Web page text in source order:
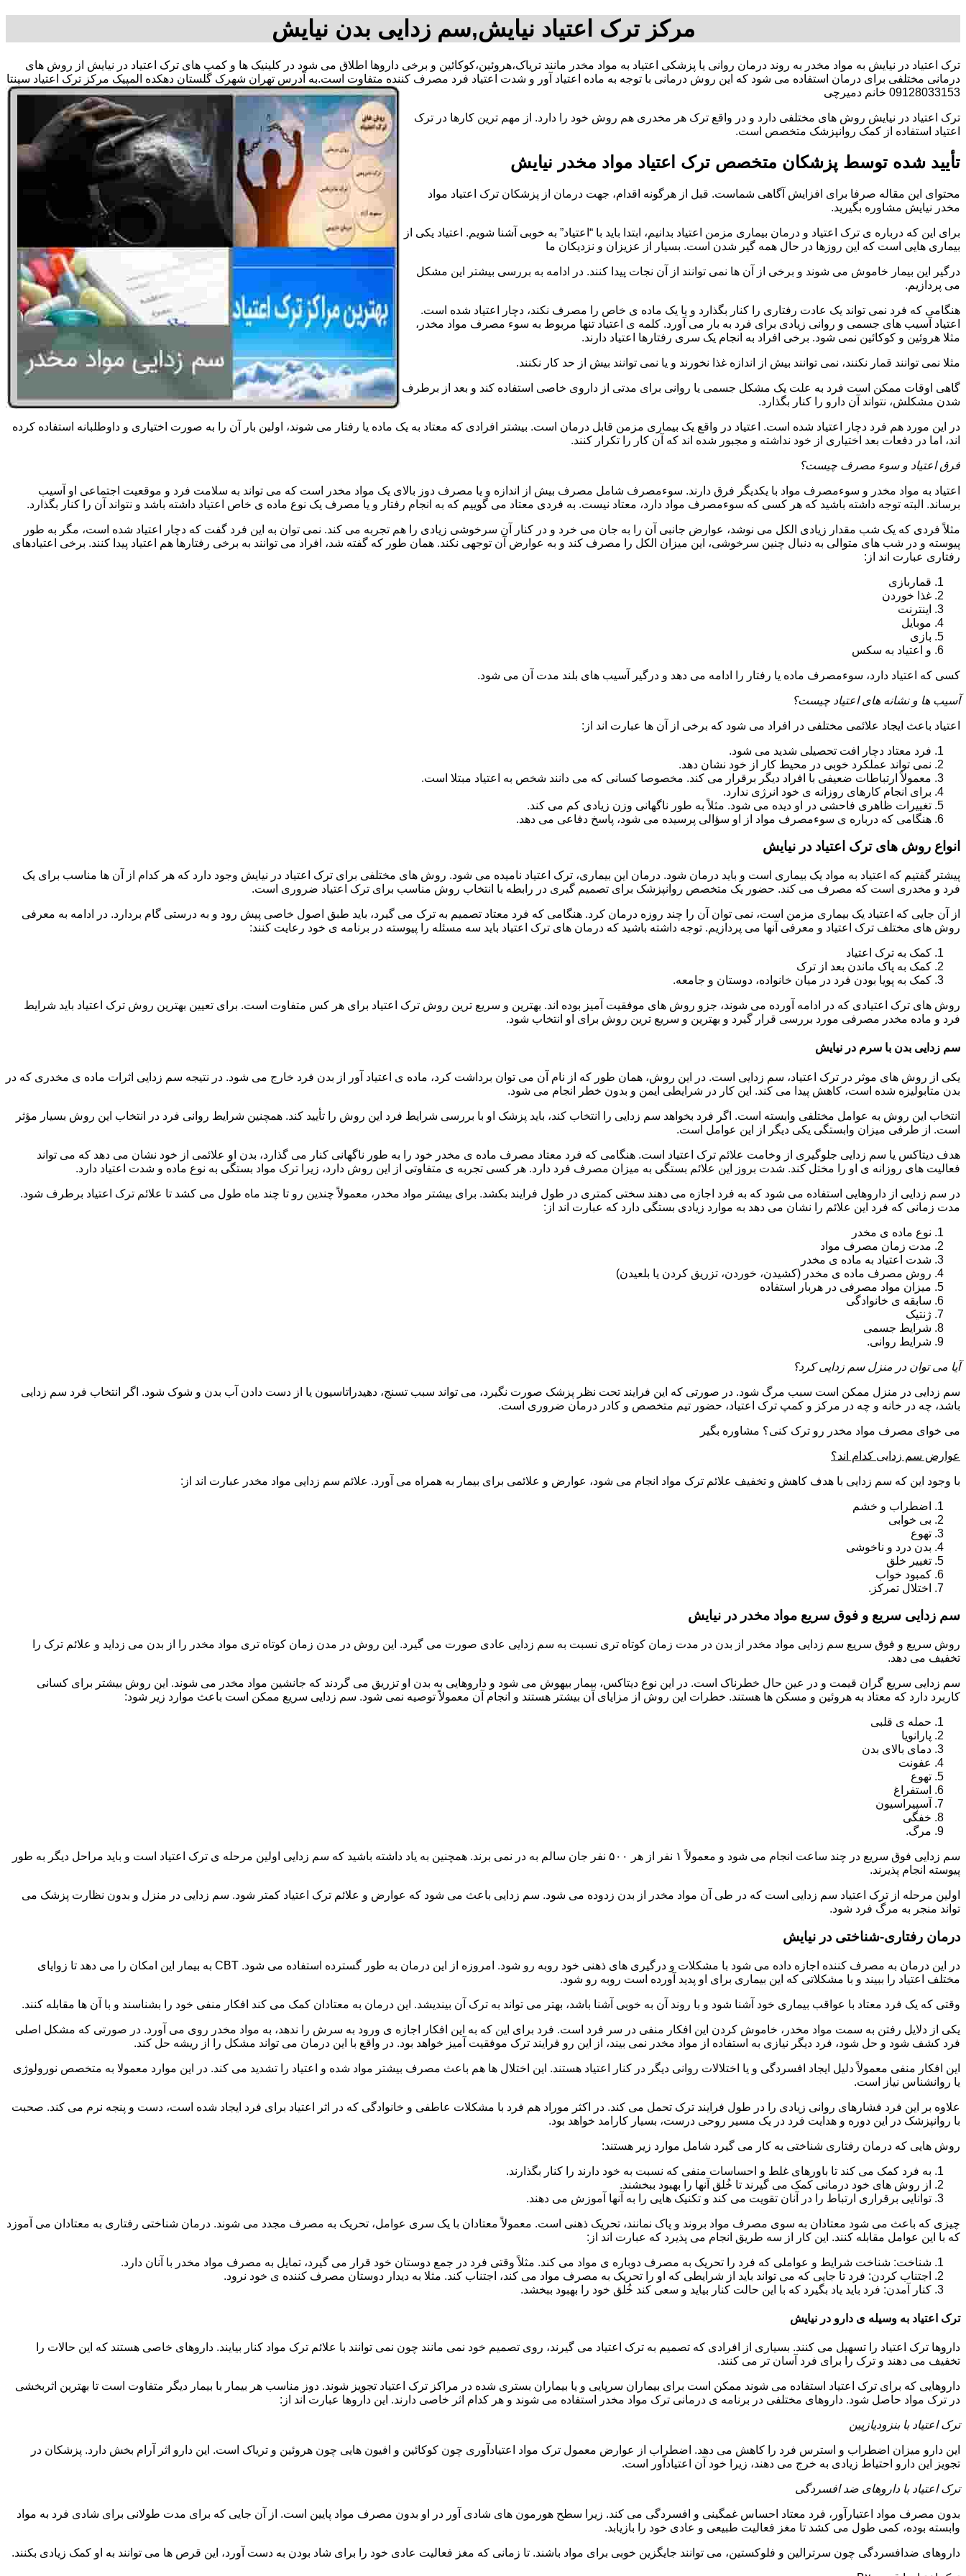
مرکز ترک اعتیاد نیایش,سم زدایی بدن نیایش
ترک اعتیاد در نیایش به مواد مخدر به روند درمان روانی یا پزشکی اعتیاد به مواد مخدر مانند تریاک،هروئین،کوکائین و برخی داروها اطلاق می شود در کلینیک ها و کمپ های ترک اعتیاد در نیایش از روش های
درمانی مختلفی برای درمان استفاده می شود که این روش درمانی با توجه به ماده اعتیاد آور و شدت اعتیاد فرد مصرف کننده متفاوت است.به آدرس تهران شهرک گلستان دهکده المپیک مرکز ترک اعتیاد سپنتا
09128033153 خانم دمیرچی
ترک اعتیاد در نیایش روش های مختلفی دارد و در واقع ترک هر مخدری هم روش خود را دارد. از مهم ترین کارها در ترک
اعتیاد استفاده از کمک روانپزشک متخصص است.
تأیید شده توسط پزشکان متخصص ترک اعتیاد مواد مخدر نیایش
محتوای این مقاله صرفا برای افزایش آگاهی شماست. قبل از هرگونه اقدام، جهت درمان از پزشکان ترک اعتیاد مواد
مخدر نیایش مشاوره بگیرید.
برای این که درباره ی ترک اعتیاد و درمان بیماری مزمن اعتیاد بدانیم، ابتدا باید با “اعتیاد” به خوبی آشنا شویم. اعتیاد یکی از
بیماری هایی است که این روزها در حال همه گیر شدن است. بسیار از عزیزان و نزدیکان ما
درگیر این بیمار خاموش می شوند و برخی از آن ها نمی توانند از آن نجات پیدا کنند. در ادامه به بررسی بیشتر این مشکل
می پردازیم.
هنگامی که فرد نمی تواند یک عادت رفتاری را کنار بگذارد و یا یک ماده ی خاص را مصرف نکند، دچار اعتیاد شده است.
اعتیاد آسیب های جسمی و روانی زیادی برای فرد به بار می آورد. کلمه ی اعتیاد تنها مربوط به سوء مصرف مواد مخدر،
مثلا هروئین و کوکائین نمی شود. برخی افراد به انجام یک سری رفتارها اعتیاد دارند.
مثلا نمی توانند قمار نکنند، نمی توانند بیش از اندازه غذا نخورند و یا نمی توانند بیش از حد کار نکنند.
گاهی اوقات ممکن است فرد به علت یک مشکل جسمی یا روانی برای مدتی از داروی خاصی استفاده کند و بعد از برطرف
شدن مشکلش، نتواند آن دارو را کنار بگذارد.
در این مورد هم فرد دچار اعتیاد شده است. اعتیاد در واقع یک بیماری مزمن قابل درمان است. بیشتر افرادی که معتاد به یک ماده یا رفتار می شوند، اولین بار آن را به صورت اختیاری و داوطلبانه استفاده کرده
اند، اما در دفعات بعد اختیاری از خود نداشته و مجبور شده اند که آن کار را تکرار کنند.
فرق اعتیاد و سوء مصرف چیست؟
اعتیاد به مواد مخدر و سوءمصرف مواد با یکدیگر فرق دارند. سوءمصرف شامل مصرف بیش از اندازه و یا مصرف دوز بالای یک مواد مخدر است که می تواند به سلامت فرد و موقعیت اجتماعی او آسیب
برساند. البته توجه داشته باشید که هر کسی که سوءمصرف مواد دارد، معتاد نیست. به فردی معتاد می گوییم که به انجام رفتار و یا مصرف یک نوع ماده ی خاص اعتیاد داشته باشد و نتواند آن را کنار بگذارد.
مثلاً فردی که یک شب مقدار زیادی الکل می نوشد، عوارض جانبی آن را به جان می خرد و در کنار آن سرخوشی زیادی را هم تجربه می کند. نمی توان به این فرد گفت که دچار اعتیاد شده است، مگر به طور
پیوسته و در شب های متوالی به دنبال چنین سرخوشی، این میزان الکل را مصرف کند و به عوارض آن توجهی نکند. همان طور که گفته شد، افراد می توانند به برخی رفتارها هم اعتیاد پیدا کنند. برخی اعتیادهای
رفتاری عبارت اند از:
قماربازی
غذا خوردن
اینترنت
موبایل
بازی
و اعتیاد به سکس
کسی که اعتیاد دارد، سوءمصرف ماده یا رفتار را ادامه می دهد و درگیر آسیب های بلند مدت آن می شود.
آسیب ها و نشانه های اعتیاد چیست؟
اعتیاد باعث ایجاد علائمی مختلفی در افراد می شود که برخی از آن ها عبارت اند از:
فرد معتاد دچار افت تحصیلی شدید می شود.
نمی تواند عملکرد خوبی در محیط کار از خود نشان دهد.
معمولاً ارتباطات ضعیفی با افراد دیگر برقرار می کند. مخصوصا کسانی که می دانند شخص به اعتیاد مبتلا است.
برای انجام کارهای روزانه ی خود انرژی ندارد.
تغییرات ظاهری فاحشی در او دیده می شود. مثلاً به طور ناگهانی وزن زیادی کم می کند.
هنگامی که درباره ی سوءمصرف مواد از او سؤالی پرسیده می شود، پاسخ دفاعی می دهد.
انواع روش های ترک اعتیاد در نیایش
پیشتر گفتیم که اعتیاد به مواد یک بیماری است و باید درمان شود. درمان این بیماری، ترک اعتیاد نامیده می شود. روش های مختلفی برای ترک اعتیاد در نیایش وجود دارد که هر کدام از آن ها مناسب برای یک
فرد و مخدری است که مصرف می کند. حضور یک متخصص روانپزشک برای تصمیم گیری در رابطه با انتخاب روش مناسب برای ترک اعتیاد ضروری است.
از آن جایی که اعتیاد یک بیماری مزمن است، نمی توان آن را چند روزه درمان کرد. هنگامی که فرد معتاد تصمیم به ترک می گیرد، باید طبق اصول خاصی پیش رود و به درستی گام بردارد. در ادامه به معرفی
روش های مختلف ترک اعتیاد و معرفی آنها می پردازیم. توجه داشته باشید که درمان های ترک اعتیاد باید سه مسئله را پیوسته در برنامه ی خود رعایت کنند:
کمک به ترک اعتیاد
کمک به پاک ماندن بعد از ترک
کمک به پویا بودن فرد در میان خانواده، دوستان و جامعه.
روش های ترک اعتیادی که در ادامه آورده می شوند، جزو روش های موفقیت آمیز بوده اند. بهترین و سریع ترین روش ترک اعتیاد برای هر کس متفاوت است. برای تعیین بهترین روش ترک اعتیاد باید شرایط
فرد و ماده مخدر مصرفی مورد بررسی قرار گیرد و بهترین و سریع ترین روش برای او انتخاب شود.
سم زدایی بدن با سرم در نیایش
یکی از روش های موثر در ترک اعتیاد، سم زدایی است. در این روش، همان طور که از نام آن می توان برداشت کرد، ماده ی اعتیاد آور از بدن فرد خارج می شود. در نتیجه سم زدایی اثرات ماده ی مخدری که در
بدن متابولیزه شده است، کاهش پیدا می کند. این کار در شرایطی ایمن و بدون خطر انجام می شود.
انتخاب این روش به عوامل مختلفی وابسته است. اگر فرد بخواهد سم زدایی را انتخاب کند، باید پزشک او با بررسی شرایط فرد این روش را تأیید کند. همچنین شرایط روانی فرد در انتخاب این روش بسیار مؤثر
است. از طرفی میزان وابستگی یکی دیگر از این عوامل است.
هدف دیتاکس یا سم زدایی جلوگیری از وخامت علائم ترک اعتیاد است. هنگامی که فرد معتاد مصرف ماده ی مخدر خود را به طور ناگهانی کنار می گذارد، بدن او علائمی از خود نشان می دهد که می تواند
فعالیت های روزانه ی او را مختل کند. شدت بروز این علائم بستگی به میزان مصرف فرد دارد. هر کسی تجربه ی متفاوتی از این روش دارد، زیرا ترک مواد بستگی به نوع ماده و شدت اعتیاد دارد.
در سم زدایی از داروهایی استفاده می شود که به فرد اجازه می دهند سختی کمتری در طول فرایند بکشد. برای بیشتر مواد مخدر، معمولاً چندین رو تا چند ماه طول می کشد تا علائم ترک اعتیاد برطرف شود.
مدت زمانی که فرد این علائم را نشان می دهد به موارد زیادی بستگی دارد که عبارت اند از:
نوع ماده ی مخدر
مدت زمان مصرف مواد
شدت اعتیاد به ماده ی مخدر
روش مصرف ماده ی مخدر (کشیدن، خوردن، تزریق کردن یا بلعیدن)
میزان مواد مصرفی در هربار استفاده
سابقه ی خانوادگی
ژنتیک
شرایط جسمی
شرایط روانی.
آیا می توان در منزل سم زدایی کرد؟
سم زدایی در منزل ممکن است سبب مرگ شود. در صورتی که این فرایند تحت نظر پزشک صورت نگیرد، می تواند سبب تسنج، دهیدراتاسیون یا از دست دادن آب بدن و شوک شود. اگر انتخاب فرد سم زدایی
باشد، چه در خانه و چه در مرکز و کمپ ترک اعتیاد، حضور تیم متخصص و کادر درمان ضروری است.
می خوای مصرف مواد مخدر رو ترک کنی؟ مشاوره بگیر
عوارض سم زدایی کدام اند؟
با وجود این که سم زدایی با هدف کاهش و تخفیف علائم ترک مواد انجام می شود، عوارض و علائمی برای بیمار به همراه می آورد. علائم سم زدایی مواد مخدر عبارت اند از:
اضطراب و خشم
بی خوابی
تهوع
بدن درد و ناخوشی
تغییر خلق
کمبود خواب
اختلال تمرکز.
سم زدایی سریع و فوق سریع مواد مخدر در نیایش
روش سریع و فوق سریع سم زدایی مواد مخدر از بدن در مدت زمان کوتاه تری نسبت به سم زدایی عادی صورت می گیرد. این روش در مدن زمان کوتاه تری مواد مخدر را از بدن می زداید و علائم ترک را
تخفیف می دهد.
سم زدایی سریع گران قیمت و در عین حال خطرناک است. در این نوع دیتاکس، بیمار بیهوش می شود و داروهایی به بدن او تزریق می گردند که جانشین مواد مخدر می شوند. این روش بیشتر برای کسانی
کاربرد دارد که معتاد به هروئین و مسکن ها هستند. خطرات این روش از مزایای آن بیشتر هستند و انجام آن معمولاً توصیه نمی شود. سم زدایی سریع ممکن است باعث موارد زیر شود:
حمله ی قلبی
پارانویا
دمای بالای بدن
عفونت
تهوع
استفراغ
آسپیراسیون
خفگی
مرگ.
سم زدایی فوق سریع در چند ساعت انجام می شود و معمولاً ۱ نفر از هر ۵۰۰ نفر جان سالم به در نمی برند. همچنین به یاد داشته باشید که سم زدایی اولین مرحله ی ترک اعتیاد است و باید مراحل دیگر به طور
پیوسته انجام پذیرند.
اولین مرحله از ترک اعتیاد سم زدایی است که در طی آن مواد مخدر از بدن زدوده می شود. سم زدایی باعث می شود که عوارض و علائم ترک اعتیاد کمتر شود. سم زدایی در منزل و بدون نظارت پزشک می
تواند منجر به مرگ فرد شود.
درمان رفتاری-شناختی در نیایش
در این درمان به مصرف کننده اجازه داده می شود با مشکلات و درگیری های ذهنی خود روبه رو شود. امروزه از این درمان به طور گسترده استفاده می شود. CBT به بیمار این امکان را می دهد تا زوایای
مختلف اعتیاد را ببیند و با مشکلاتی که این بیماری برای او پدید آورده است روبه رو شود.
وقتی که یک فرد معتاد با عواقب بیماری خود آشنا شود و با روند آن به خوبی آشنا باشد، بهتر می تواند به ترک آن بیندیشد. این درمان به معتادان کمک می کند افکار منفی خود را بشناسند و با آن ها مقابله کنند.
یکی از دلایل رفتن به سمت مواد مخدر، خاموش کردن این افکار منفی در سر فرد است. فرد برای این که به این افکار اجازه ی ورود به سرش را ندهد، به مواد مخدر روی می آورد. در صورتی که مشکل اصلی
فرد کشف شود و حل شود، فرد دیگر نیازی به استفاده از مواد مخدر نمی بیند، از این رو فرایند ترک موفقیت آمیز خواهد بود. در واقع با این درمان می تواند مشکل را از ریشه حل کند.
این افکار منفی معمولاً دلیل ایجاد افسردگی و یا اختلالات روانی دیگر در کنار اعتیاد هستند. این اختلال ها هم باعث مصرف بیشتر مواد شده و اعتیاد را تشدید می کند. در این موارد معمولا به متخصص نورولوژی
یا روانشناس نیاز است.
علاوه بر این فرد فشارهای روانی زیادی را در طول فرایند ترک تحمل می کند. در اکثر موراد هم فرد با مشکلات عاطفی و خانوادگی که در اثر اعتیاد برای فرد ایجاد شده است، دست و پنجه نرم می کند. صحبت
با روانپزشک در این دوره و هدایت فرد در یک مسیر روحی درست، بسیار کارامد خواهد بود.
روش هایی که درمان رفتاری شناختی به کار می گیرد شامل موارد زیر هستند:
به فرد کمک می کند تا باورهای غلط و احساسات منفی که نسبت به خود دارند را کنار بگذارند.
از روش های خود درمانی کمک می گیرند تا خُلق آنها را بهبود ببخشند.
توانایی برقراری ارتباط را در آنان تقویت می کند و تکنیک هایی را به آنها آموزش می دهند.
چیزی که باعث می شود معتادان به سوی مصرف مواد بروند و پاک نمانند، تحریک ذهنی است. معمولاً معتادان با یک سری عوامل، تحریک به مصرف مجدد می شوند. درمان شناختی رفتاری به معتادان می آموزد
که با این عوامل مقابله کنند. این کار از سه طریق انجام می پذیرد که عبارت اند از:
شناخت: شناخت شرایط و عواملی که فرد را تحریک به مصرف دوباره ی مواد می کند. مثلاً وقتی فرد در جمع دوستان خود قرار می گیرد، تمایل به مصرف مواد مخدر با آنان دارد.
اجتناب کردن: فرد تا جایی که می تواند باید از شرایطی که او را تحریک به مصرف مواد می کند، اجتناب کند. مثلا به دیدار دوستان مصرف کننده ی خود نرود.
کنار آمدن: فرد باید یاد بگیرد که با این حالت کنار بیاید و سعی کند خُلق خود را بهبود ببخشد.
ترک اعتیاد به وسیله ی دارو در نیایش
داروها ترک اعتیاد را تسهیل می کنند. بسیاری از افرادی که تصمیم به ترک اعتیاد می گیرند، روی تصمیم خود نمی مانند چون نمی توانند با علائم ترک مواد کنار بیایند. داروهای خاصی هستند که این حالات را
تخفیف می دهند و ترک را برای فرد آسان تر می کنند.
داروهایی که برای ترک اعتیاد استفاده می شوند ممکن است برای بیماران سرپایی و یا بیماران بستری شده در مراکز ترک اعتیاد تجویز شوند. دوز مناسب هر بیمار با بیمار دیگر متفاوت است تا بهترین اثربخشی
در ترک مواد حاصل شود. داروهای مختلفی در برنامه ی درمانی ترک مواد مخدر استفاده می شوند و هر کدام اثر خاصی دارند. این داروها عبارت اند از:
ترک اعتیاد با بنزودیازپین
این دارو میزان اضطراب و استرس فرد را کاهش می دهد. اضطراب از عوارض معمول ترک مواد اعتیادآوری چون کوکائین و افیون هایی چون هروئین و تریاک است. این دارو اثر آرام بخش دارد. پزشکان در
تجویز این دارو احتیاط زیادی به خرج می دهند، زیرا خود آن اعتیادآور است.
ترک اعتیاد با داروهای ضد افسردگی
بدون مصرف مواد اعتیارآور، فرد معتاد احساس غمگینی و افسردگی می کند. زیرا سطح هورمون های شادی آور در او بدون مصرف مواد پایین است. از آن جایی که برای مدت طولانی برای شادی فرد به مواد
وابسته بوده، کمی طول می کشد تا مغز فعالیت طبیعی و عادی خود را بازیابد.
داروهای ضدافسردگی چون سرترالین و فلوکستین، می توانند جایگزین خوبی برای مواد باشند. تا زمانی که مغز فعالیت عادی خود را برای شاد بودن به دست آورد، این قرص ها می توانند به او کمک زیادی بکنند.